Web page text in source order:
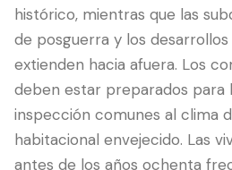
LANGUAGE
Português
histórico, mientras que las
de posguerra y los
extienden hacia afuera. Los
deben estar preparados para
inspección comunes al clima
habitacional envejecido. Las
antes de los años ochenta